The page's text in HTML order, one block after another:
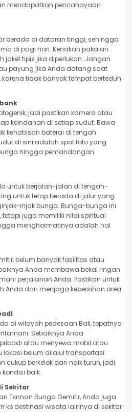
mendapatkan pencahayaan
berada di dataran tinggi, sehingga
di pagi hari. Kenakan pakaian
tipis jika diperlukan. Jangan
payung jika Anda datang saat
tidak banyak tempat berteduh
jadi pastikan kamera atau
keindahan di setiap sudut. Bawa
kehabisan baterai di tengah
di sini adalah spot foto yang
hingga pemandangan
untuk berjalan-jalan di tengah-
untuk tetap berada di jalur yang
injak bunga. Bunga-bunga ini
tetapi juga memiliki nilai spiritual
menghormatinya adalah hal
belum banyak fasilitas atau
Anda membawa bekal ringan
perjalanan Anda. Pastikan untuk
Anda dan menjaga kebersihan area
di wilayah pedesaan Bali, tepatnya
Sebaiknya Anda
atau menyewa mobil atau
lokasi belum dilalui transportasi
cukup berkelok dan naik turun, jadi
baik.
Sekitar
Taman Bunga Gemitir, Anda juga
ke destinasi wisata lainnya di sekitar